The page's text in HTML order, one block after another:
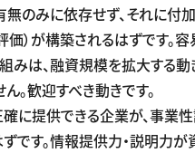
無のみに依存せず、それに付
）が構築されるはずです。
みは、融資規模を拡大する
。歓迎すべき動きです。
確に提供できる企業が、事業
ずです。情報提供力・説明力